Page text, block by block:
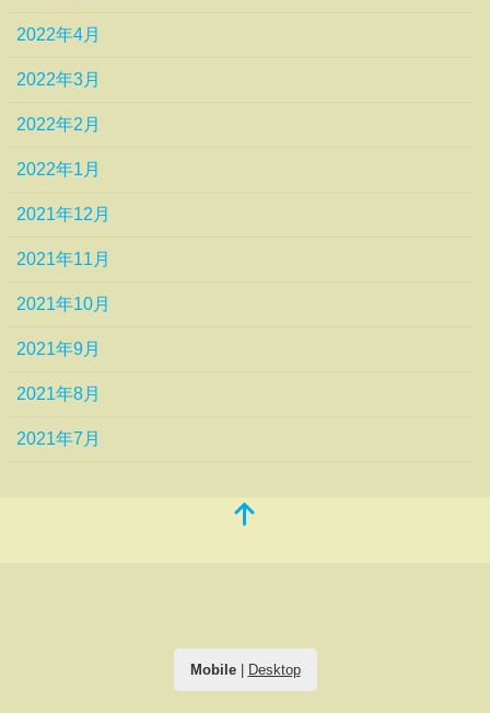
2022年4月
2022年3月
2022年2月
2022年1月
2021年12月
2021年11月
2021年10月
2021年9月
2021年8月
2021年7月
Mobile| Desktop